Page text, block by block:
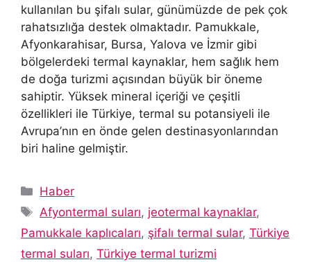
kullanılan bu şifalı sular, günümüzde de pek çok
rahatsızlığa destek olmaktadır. Pamukkale,
Afyonkarahisar, Bursa, Yalova ve İzmir gibi
bölgelerdeki termal kaynaklar, hem sağlık hem
de doğa turizmi açısından büyük bir öneme
sahiptir. Yüksek mineral içeriği ve çeşitli
özellikleri ile Türkiye, termal su potansiyeli ile
Avrupa’nın en önde gelen destinasyonlarından
biri haline gelmiştir.
Kategoriler
Haber
Etiketler
Afyontermal suları, jeotermal kaynaklar,
Pamukkale kaplıcaları, şifalı termal sular, Türkiye
termal suları, Türkiye termal turizmi